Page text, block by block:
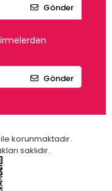
Gönder
Gönder
korunmaktadır.
saklıdır.